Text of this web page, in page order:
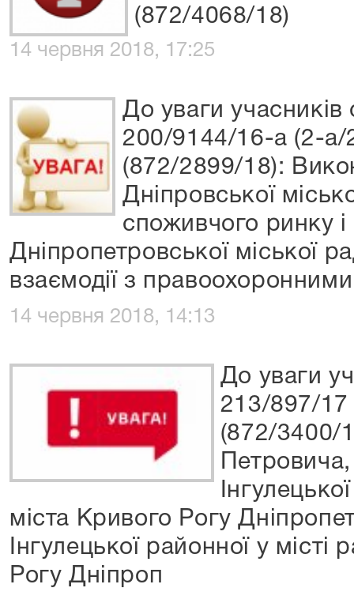
(872/4068/18)
14 червня 2018, 17:25
До уваги
200/9144/16-а (2-а/
(872/2899/18):
Дніпровської
споживчого ринку
Дніпропетровської міської
взаємодії з
14 червня 2018, 14:13
До уваги
213/897/
(872/3400/
міста Кривого Рогу
Інгулецької районної у
Рогу Дніпроп